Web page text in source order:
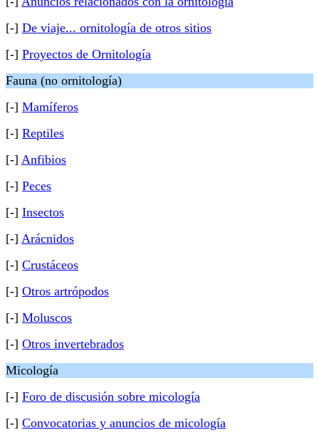
[-] De viaje... ornitología de otros sitios
[-] Proyectos de Ornitología
Fauna (no ornitología)
[-] Mamíferos
[-] Reptiles
[-] Anfibios
[-] Peces
[-] Insectos
[-] Arácnidos
[-] Crustáceos
[-] Otros artrópodos
[-] Moluscos
[-] Otros invertebrados
Micología
[-] Foro de discusión sobre micología
[-] Convocatorias y anuncios de micología